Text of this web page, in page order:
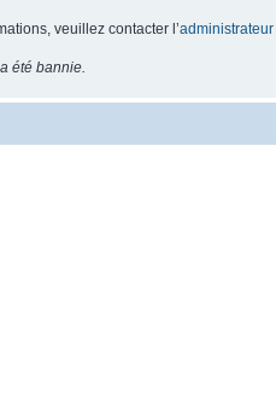
veuillez contacter l’
été bannie.